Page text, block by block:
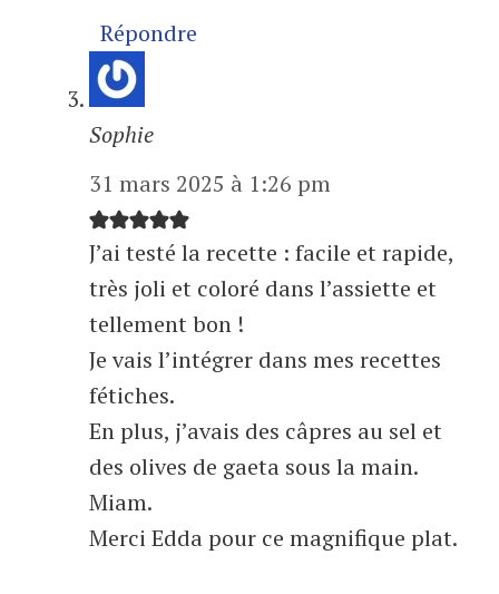
Répondre
Sophie
31 mars 2025 à 1:26 pm
J’ai testé la recette : facile et rapide,
très joli et coloré dans l’assiette et
tellement bon !
Je vais l’intégrer dans mes recettes
fétiches.
En plus, j’avais des câpres au sel et
des olives de gaeta sous la main.
Miam.
Merci Edda pour ce magnifique plat.